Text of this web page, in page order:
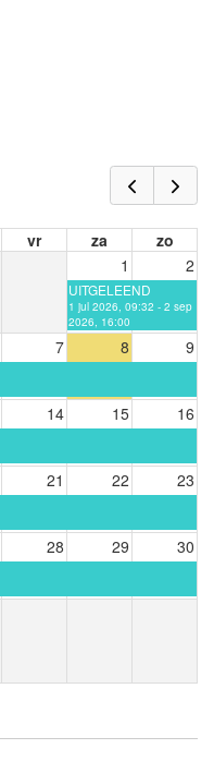
vr za
zo
1
2
UITGELEEND
1 jul 2026, 09:32 - 2 sep
2026, 16:00
7 8 9
14 15 16
21 22 23
28 29 30